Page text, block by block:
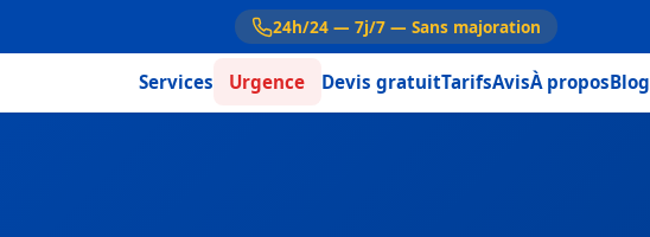
24h/24 — 7j/7 — Sans majoration
Services Urgence Devis gratuitTarifsAvisÀ proposBlog